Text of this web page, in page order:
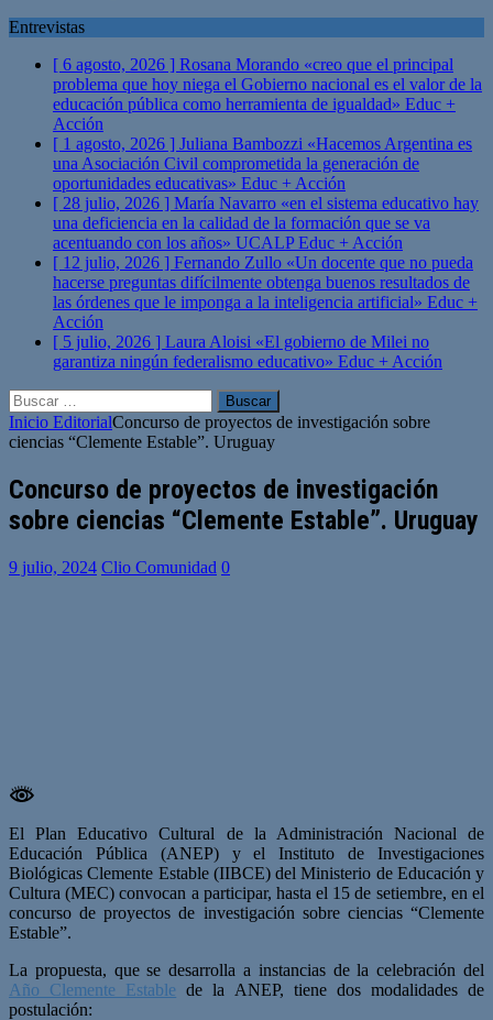
Entrevistas
[ 6 agosto, 2026 ] Rosana Morando «creo que el principal
problema que hoy niega el Gobierno nacional es el valor de la
educación pública como herramienta de igualdad» Educ +
Acción
[ 1 agosto, 2026 ] Juliana Bambozzi «Hacemos Argentina es
una Asociación Civil comprometida la generación de
oportunidades educativas» Educ + Acción
[ 28 julio, 2026 ] María Navarro «en el sistema educativo hay
una deficiencia en la calidad de la formación que se va
acentuando con los años» UCALPEduc + Acción
[ 12 julio, 2026 ] Fernando Zullo «Un docente que no pueda
hacerse preguntas difícilmente obtenga buenos resultados de
las órdenes que le imponga a la inteligencia artificial» Educ +
Acción
[ 5 julio, 2026 ] Laura Aloisi «El gobierno de Milei no
garantiza ningún federalismo educativo» Educ + Acción
Buscar:
Inicio EditorialConcurso de proyectos de investigación sobre
ciencias “Clemente Estable”. Uruguay
Concurso de proyectos de investigación
sobre ciencias “Clemente Estable”. Uruguay
9 julio, 2024 Clio Comunidad 0
El Plan Educativo Cultural de la Administración Nacional de
Educación Pública (ANEP) y el Instituto de Investigaciones
Biológicas Clemente Estable (IIBCE) del Ministerio de Educación y
Cultura (MEC) convocan a participar, hasta el 15 de setiembre, en el
concurso de proyectos de investigación sobre ciencias “Clemente
Estable”.
La propuesta, que se desarrolla a instancias de la celebración del
Año Clemente Estable de la ANEP, tiene dos modalidades de
postulación: